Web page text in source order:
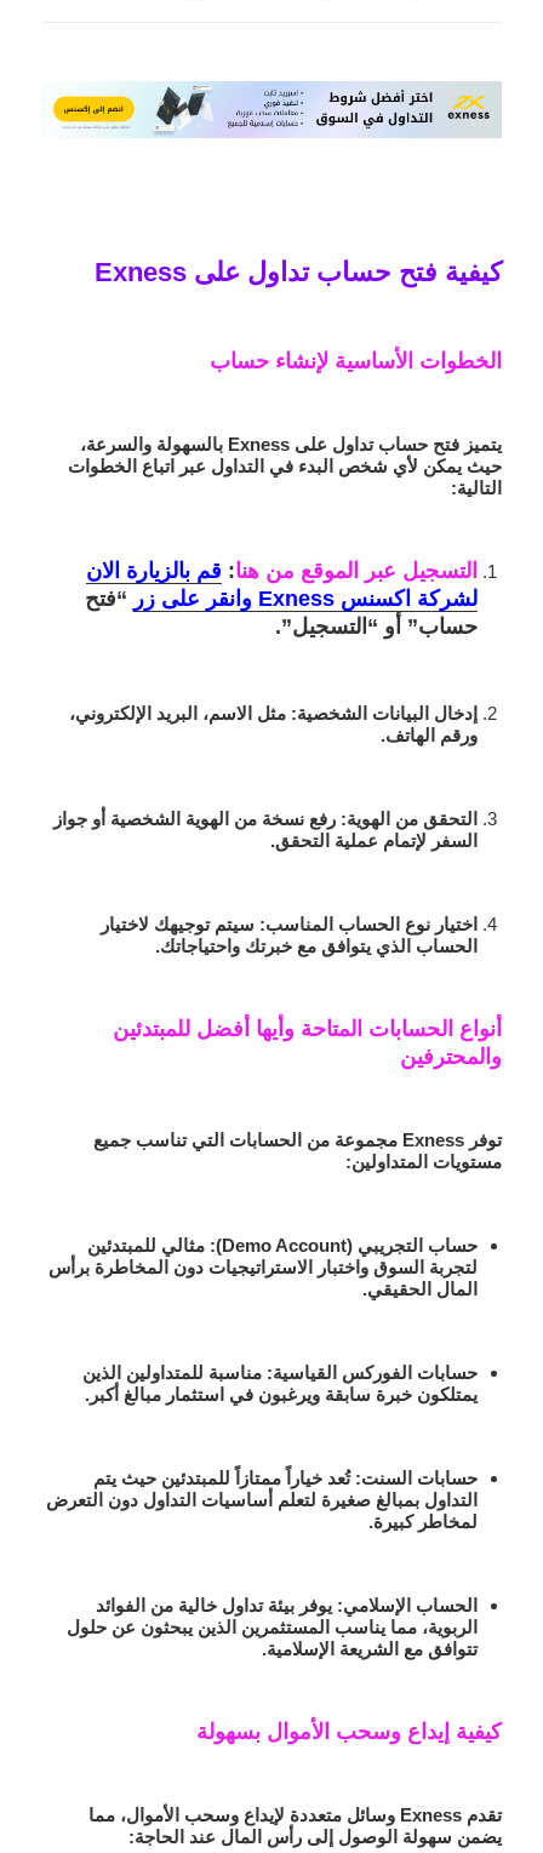
كيفية فتح حساب تداول على Exness
الخطوات الأساسية لإنشاء حساب
يتميز فتح حساب تداول على Exness بالسهولة والسرعة،
حيث يمكن لأي شخص البدء في التداول عبر اتباع الخطوات
التالية:
التسجيل عبر الموقع من هنا: قم بالزيارة الان
لشركة اكسنس Exness وانقر على زر
“فتح
حساب” أو “التسجيل”.
إدخال البيانات الشخصية: مثل الاسم، البريد الإلكتروني،
ورقم الهاتف.
التحقق من الهوية: رفع نسخة من الهوية الشخصية أو جواز
السفر لإتمام عملية التحقق.
اختيار نوع الحساب المناسب: سيتم توجيهك لاختيار
الحساب الذي يتوافق مع خبرتك واحتياجاتك.
أنواع الحسابات المتاحة وأيها أفضل للمبتدئين
والمحترفين
توفر Exness مجموعة من الحسابات التي تناسب جميع
مستويات المتداولين:
حساب التجريبي (Demo Account)
: مثالي للمبتدئين
لتجربة السوق واختبار الاستراتيجيات دون المخاطرة برأس
المال الحقيقي.
حسابات الفوركس القياسية: مناسبة للمتداولين الذين
يمتلكون خبرة سابقة ويرغبون في استثمار مبالغ أكبر.
حسابات السنت: تُعد خياراً ممتازاً للمبتدئين حيث يتم
التداول بمبالغ صغيرة لتعلم أساسيات التداول دون التعرض
لمخاطر كبيرة.
الحساب الإسلامي: يوفر بيئة تداول خالية من الفوائد
الربوية، مما يناسب المستثمرين الذين يبحثون عن حلول
تتوافق مع الشريعة الإسلامية.
كيفية إيداع وسحب الأموال بسهولة
تقدم Exness وسائل متعددة لإيداع وسحب الأموال، مما
يضمن سهولة الوصول إلى رأس المال عند الحاجة: